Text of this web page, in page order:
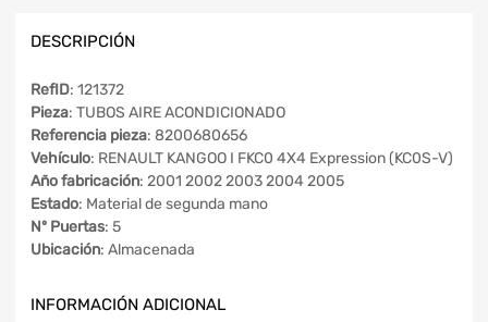
DESCRIPCIÓN
RefID: 121372
Pieza: TUBOS AIRE ACONDICIONADO
Referencia pieza: 8200680656
Vehículo: RENAULT KANGOO I FKC0 4X4 Expression (KC0S-V)
Año fabricación: 2001 2002 2003 2004 2005
Estado: Material de segunda mano
Nº Puertas: 5
Ubicación: Almacenada
INFORMACIÓN ADICIONAL